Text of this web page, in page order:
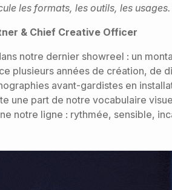
les formats, les outils, les
& Chief Creative Officer
notre dernier showreel : un
plusieurs années de création, de
avant-gardistes en
une part de notre vocabulaire
notre ligne : rythmée, sensible,